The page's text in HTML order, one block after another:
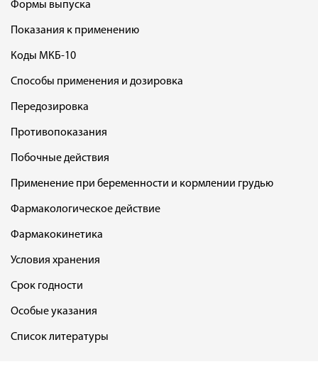
Формы выпуска
Показания к применению
Коды МКБ-10
Способы применения и дозировка
Передозировка
Противопоказания
Побочные действия
Применение при беременности и кормлении грудью
Фармакологическое действие
Фармакокинетика
Условия хранения
Срок годности
Особые указания
Список литературы